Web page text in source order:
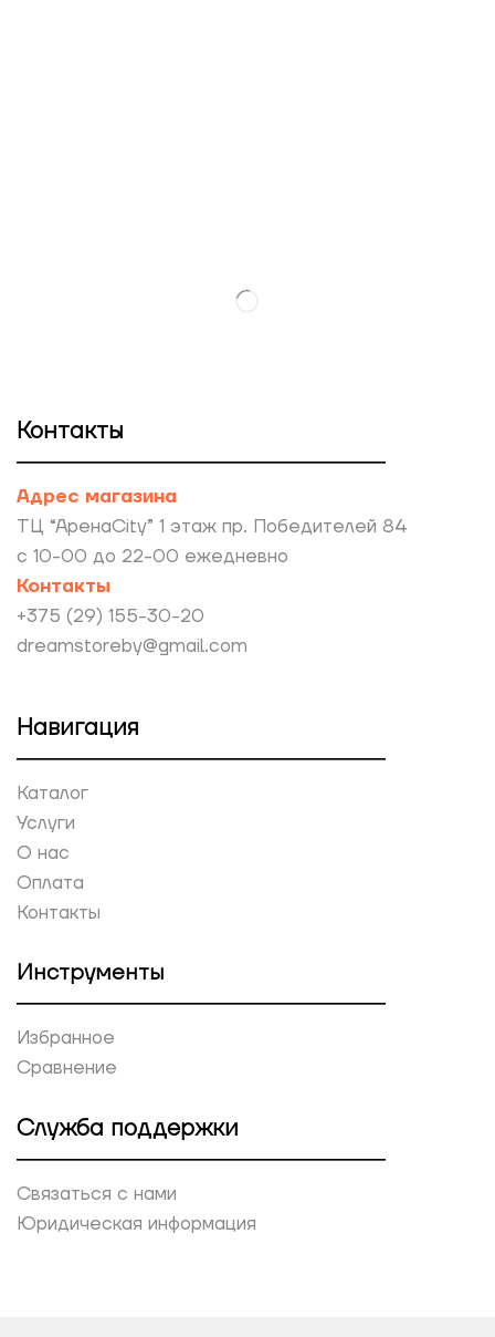
Контакты
Адрес магазина
ТЦ “АренаCity” 1 этаж пр. Победителей 84
с 10-00 до 22-00 ежедневно
Контакты
+375 (29) 155-30-20
dreamstoreby@gmail.com
Навигация
Каталог
Услуги
О нас
Оплата
Контакты
Инструменты
Избранное
Сравнение
Служба поддержки
Связаться с нами
Юридическая информация